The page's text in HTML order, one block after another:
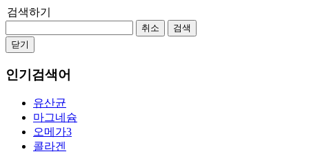
검색하기
취소
검색
닫기
인기검색어
유산균
마그네슘
오메가3
콜라겐